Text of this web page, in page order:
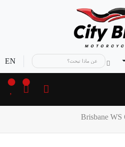
EN
Brisbane WS